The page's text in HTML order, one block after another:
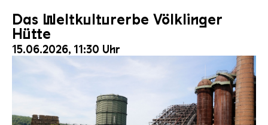
Das Weltkulturerbe Völklinger
Hütte
15.06.2026, 11:30 Uhr